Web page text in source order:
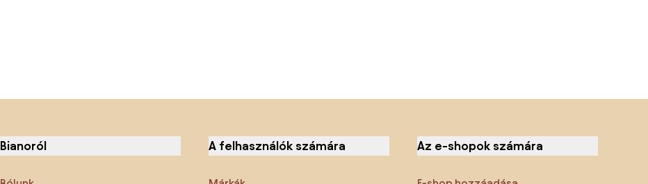
Bianoról A felhasználók számára Az e-shopok számára